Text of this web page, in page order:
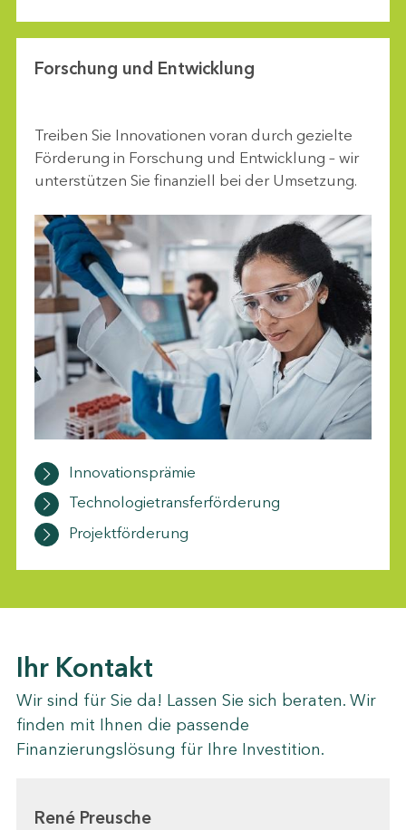
Forschung und Entwicklung
Treiben Sie Innovationen voran durch gezielte
Förderung in Forschung und Entwicklung – wir
unterstützen Sie finanziell bei der Umsetzung.
Innovationsprämie
Technologietransferförderung
Projektförderung
Ihr Kontakt
Wir sind für Sie da! Lassen Sie sich beraten. Wir
finden mit Ihnen die passende
Finanzierungslösung für Ihre Investition.
René Preusche